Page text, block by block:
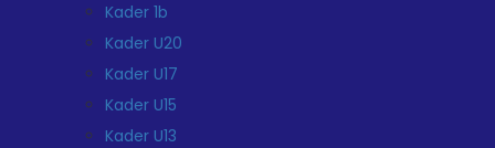
Kader 1b
Kader U20
Kader U17
Kader U15
Kader U13